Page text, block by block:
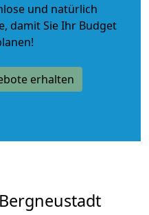
und natürlich
, damit Sie Ihr Budget
erhalten